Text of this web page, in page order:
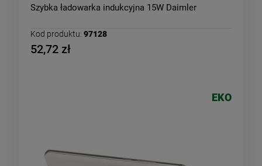
Szybka ładowarka indukcyjna 15W Daimler
Kod produktu: 97128
52,72 zł
EKO